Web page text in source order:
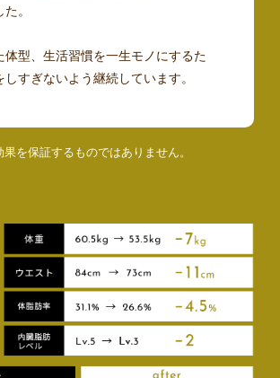
。
体型、生活習慣を一生モノにするた
すぎないよう継続しています。
を保証するものではありません。